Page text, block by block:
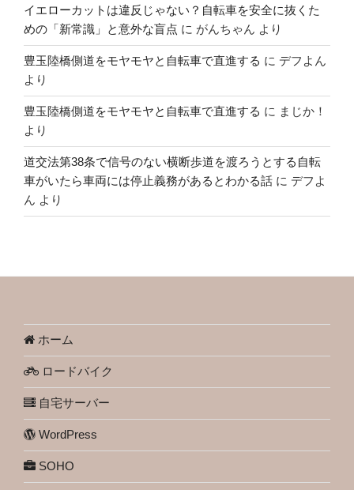
イエローカットは違反じゃない？自転車を安全に抜くた
めの「新常識」と意外な盲点 に がんちゃん より
豊玉陸橋側道をモヤモヤと自転車で直進する に デフよん
より
豊玉陸橋側道をモヤモヤと自転車で直進する に まじか！
より
道交法第38条で信号のない横断歩道を渡ろうとする自転
車がいたら車両には停止義務があるとわかる話 に デフよ
ん より
ホーム
ロードバイク
自宅サーバー
WordPress
SOHO